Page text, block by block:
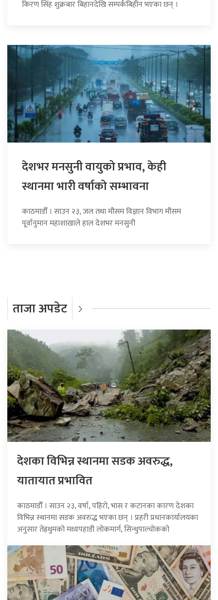
किरण सिंह शुक्रबार बिहानदेखि सम्पर्कबिहीन भएका छन् ।
देशभर मनसुनी वायुको प्रभाव, केही
स्थानमा भारी वर्षाको सम्भावना
काठमाडौँ । साउन २३, जल तथा मौसम विज्ञान विभाग मौसम
पूर्वानुमान महाशाखाले हाल देशभर मनसुनी
ताजा अपडेट
देशका विभिन्न स्थानमा सडक अवरुद्ध,
यातायात प्रभावित
काठमाडौँ । साउन २३, वर्षा, पहिरो, भास र कटानका कारण देशका
विभिन्न स्थानमा सडक अवरुद्ध भएका छन् । प्रहरी प्रधानकार्यालयका
अनुसार तेह्रथुमको मध्यपहाडी लोकमार्ग, सिन्धुपाल्चोकको